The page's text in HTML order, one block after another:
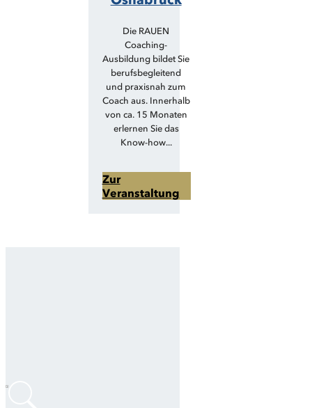
Die RAUEN
Coaching-
Ausbildung bildet Sie
berufsbegleitend
und praxisnah zum
Coach aus. Innerhalb
von ca. 15 Monaten
erlernen Sie das
Know-how...
Zur
Veranstaltung